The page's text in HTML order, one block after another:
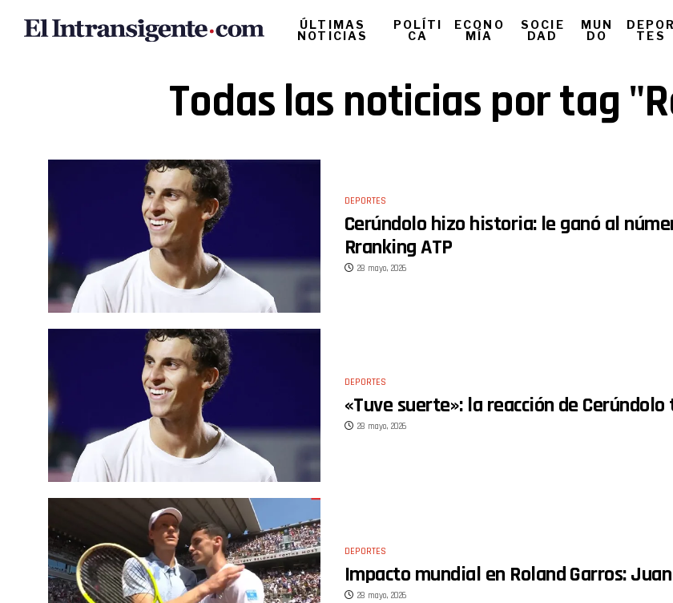
ÚLTIMAS
NOTICIAS
POLÍTI
CA
ECONO
MÍA
SOCIE
DAD
MUN
DO
DEPOR
TES
Todas las noticias por tag
DEPORTES
Cerúndolo hizo historia: le ganó al
Rranking ATP
28 mayo, 2026
DEPORTES
«Tuve suerte»: la reacción de
28 mayo, 2026
DEPORTES
Impacto mundial en Roland Garros:
28 mayo, 2026